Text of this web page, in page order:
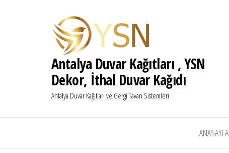
Antalya Duvar Kağıtları , YSN
Dekor, İthal Duvar Kağıdı
Antalya Duvar Kağıtları ve Gergi Tavan Sistemleri
ANASAYFA